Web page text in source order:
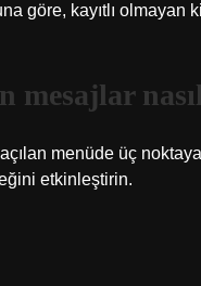
göre, kayıtlı olmayan
mesajlar
menüde üç
etkinleştirin.